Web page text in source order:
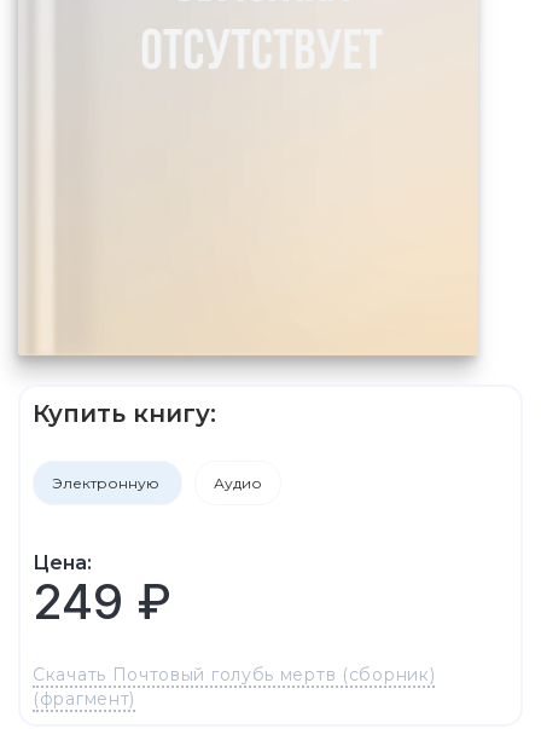
Купить книгу:
Электронную Аудио
Цена:
249 ₽
Скачать Почтовый голубь мертв (сборник)
(фрагмент)